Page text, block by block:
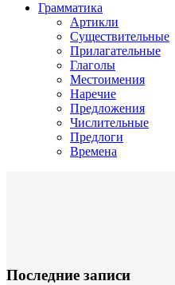
Грамматика
Артикли
Существительные
Прилагательные
Глаголы
Местоимения
Наречие
Предложения
Числительные
Предлоги
Времена
Последние записи